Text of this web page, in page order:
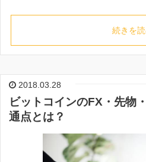
続きを
2018.03.28
ビットコインのFX・先物
通点とは？